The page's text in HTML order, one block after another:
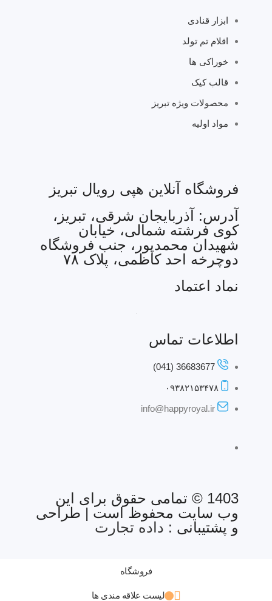
ابزار قنادی
اقلام تم تولد
خوراکی ها
قالب کیک
محصولات ویژه تبریز
مواد اولیه
فروشگاه آنلاین هپی رویال تبریز
آدرس: آذربایجان شرقی، تبریز،
کوی فرشته شمالی، خیابان
شهیدان محمدپور، جنب فروشگاه
دوچرخه احد کاظمی، پلاک ۷۸
نماد اعتماد
اطلاعات تماس
36683677 (041)
۰۹۳۸۲۱۵۳۴۷۸
info@happyroyal.ir
1403 © تمامی حقوق برای این
وب سایت محفوظ است | طراحی
و پشتیبانی : داده تجارت
فروشگاه
لیست علاقه مندی ها